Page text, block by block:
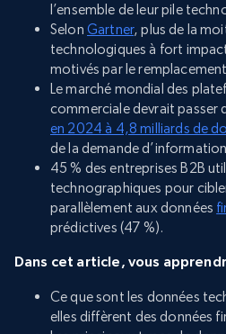
l’ensemble de leur pile
Selon Gartner, plus de la
technologiques à fort
motivés par le
Le marché mondial des
commerciale devrait passer
en 2024 à 4,8 milliards de
de la demande
45 % des entreprises B2B
technographiques pour
parallèlement aux données
prédictives (47 %).
Dans cet article, vous
Ce que sont les données
elles diffèrent des données